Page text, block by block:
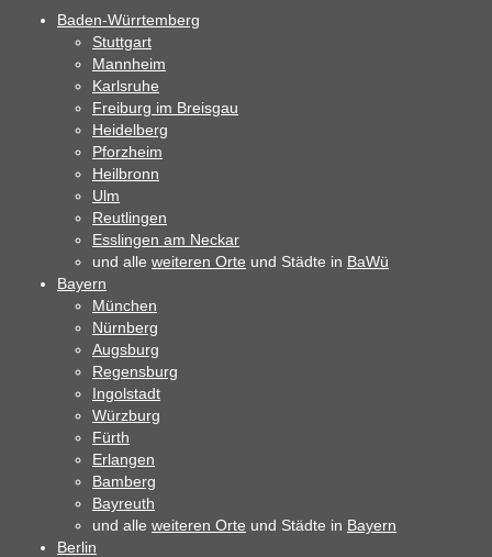
Baden-Würrtemberg
Stuttgart
Mannheim
Karlsruhe
Freiburg im Breisgau
Heidelberg
Pforzheim
Heilbronn
Ulm
Reutlingen
Esslingen am Neckar
und alle weiteren Orte und Städte in BaWü
Bayern
München
Nürnberg
Augsburg
Regensburg
Ingolstadt
Würzburg
Fürth
Erlangen
Bamberg
Bayreuth
und alle weiteren Orte und Städte in Bayern
Berlin